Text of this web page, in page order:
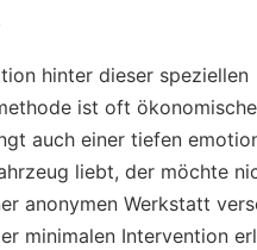
hinter dieser speziellen
ist oft
auch einer tiefen
liebt, der möchte
anonymen Werkstatt
minimalen Intervention